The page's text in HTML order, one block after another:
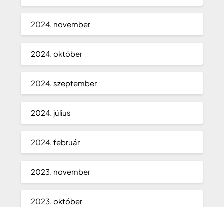
2024. november
2024. október
2024. szeptember
2024. július
2024. február
2023. november
2023. október